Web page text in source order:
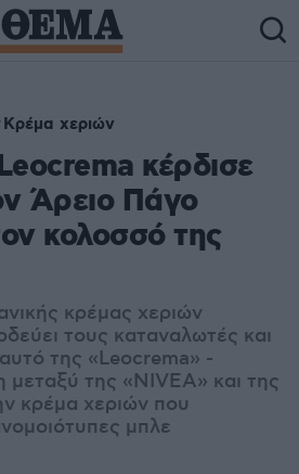
Κρέμα χεριών
κέρδισε
Άρειο Πάγο
κολοσσό της
κρέμας χεριών
τους καταναλωτές και
της «Leocrema» -
μεταξύ της «NIVEA» και της
κρέμα χεριών που
μπλε